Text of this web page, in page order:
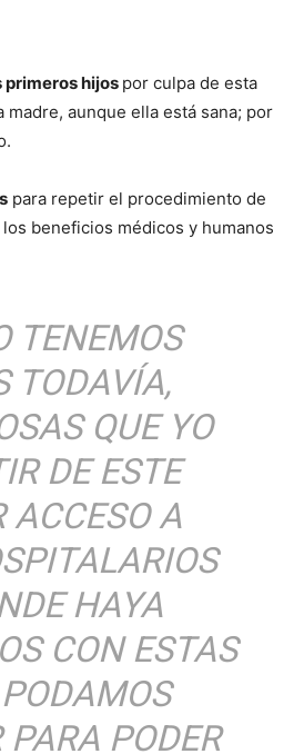
primeros hijos por culpa de esta
aunque ella está sana; por
para repetir el procedimiento de
beneficios médicos y humanos
TENEMOS
TODAVÍA,
QUE YO
DE ESTE
ACCESO A
HAYA
CON ESTAS
PODER